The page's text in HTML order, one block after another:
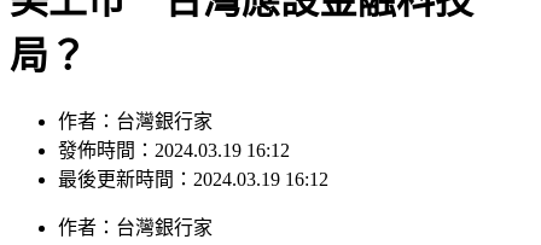
美上市 台灣應設金融科技
局？
作者：台灣銀行家
發佈時間：2024.03.19 16:12